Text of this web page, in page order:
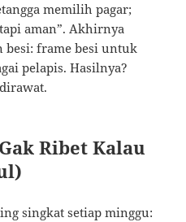
memilih pagar;
aman”. Akhirnya
besi: frame besi untuk
pelapis. Hasilnya?
Ribet Kalau
singkat setiap minggu: